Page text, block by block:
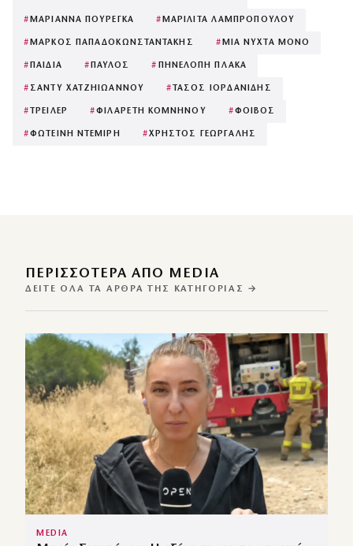
# ΜΑΡΙΑΝΝΑ ΠΟΥΡΕΓΚΑ # ΜΑΡΙΛΙΤΑ ΛΑΜΠΡΟΠΟΥΛΟΥ
# ΜΑΡΚΟΣ ΠΑΠΑΔΟΚΩΝΣΤΑΝΤΑΚΗΣ # ΜΙΑ ΝΥΧΤΑ ΜΟΝΟ
# ΠΑΙΔΙΑ # ΠΑΥΛΟΣ # ΠΗΝΕΛΟΠΗ ΠΛΑΚΑ
# ΣΑΝΤΥ ΧΑΤΖΗΙΩΑΝΝΟΥ # ΤΑΣΟΣ ΙΟΡΔΑΝΙΔΗΣ
# ΤΡΕΙΛΕΡ #ΦΙΛΑΡΕΤΗ ΚΟΜΝΗΝΟΥ #ΦΟΙΒΟΣ
#ΦΩΤΕΙΝΗ ΝΤΕΜΙΡΗ #ΧΡΗΣΤΟΣ ΓΕΩΡΓΑΛΗΣ
ΠΕΡΙΣΣΌΤΕΡΑ ΑΠΌ MEDIA
ΔΕΊΤΕ ΌΛΑ ΤΑ ΆΡΘΡΑ ΤΗΣ ΚΑΤΗΓΟΡΊΑΣ →
MEDIA